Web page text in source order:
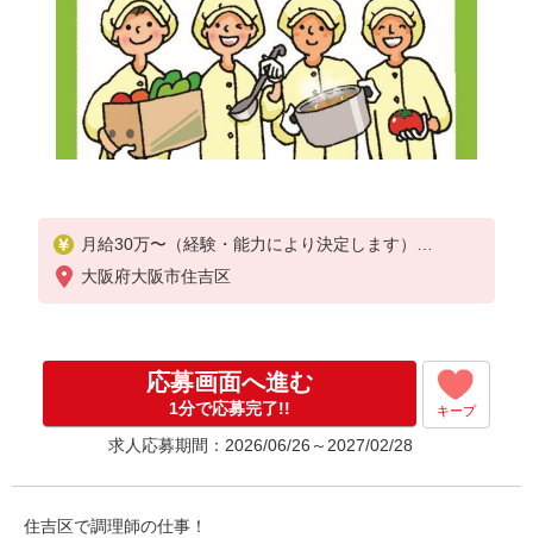
月給30万〜（経験・能力により決定します）
※試用期間あり（入社日から2ヶ月経過後の月末まで
）
大阪府大阪市住吉区
応募画面へ進む
1分で応募完了!! キープ
求人応募期間：2026/06/26～2027/02/28
住吉区で調理師の仕事！